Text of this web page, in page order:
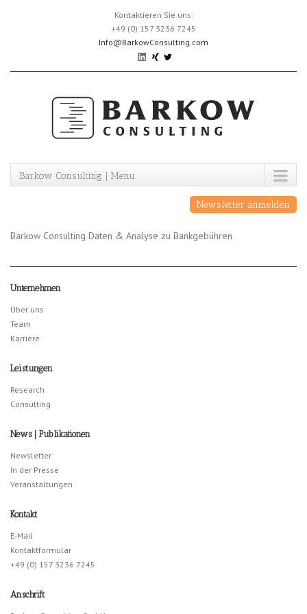
Kontaktieren Sie uns:
+49 (0) 157 3236 7245
Info@BarkowConsulting.com
Barkow Consulting | Menu
Newsletter anmelden
Barkow Consulting Daten & Analyse zu Bankgebühren
Unternehmen
Über uns
Team
Karriere
Leistungen
Research
Consulting
News | Publikationen
Newsletter
In der Presse
Veranstaltungen
Kontakt
E-Mail
Kontaktformular
+49 (0) 157 3236 7245
Anschrift